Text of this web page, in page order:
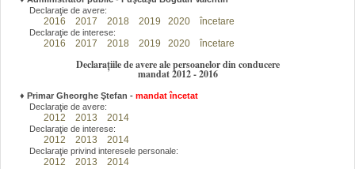
Declaraţie de avere:
2016 2017 2018 2019 2020 încetare
Declaraţie de interese:
2016 2017 2018 2019 2020 încetare
Declarațiile de avere ale persoanelor din conducere
mandat 2012 - 2016
♦ Primar Gheorghe Ştefan - mandat încetat
Declaraţie de avere:
2012 2013 2014
Declaraţie de interese:
2012 2013 2014
Declaraţie privind interesele personale:
2012 2013 2014